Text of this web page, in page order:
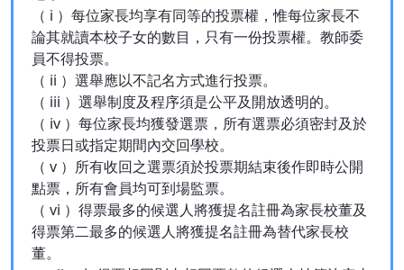
（ i ）每位家長均享有同等的投票權，惟每位家長不
論其就讀本校子女的數目，只有一份投票權。教師委
員不得投票。
（ ii ）選舉應以不記名方式進行投票。
（ iii ）選舉制度及程序須是公平及開放透明的。
（ iv ）每位家長均獲發選票，所有選票必須密封及於
投票日或指定期間內交回學校。
（ v ）所有收回之選票須於投票期結束後作即時公開
點票，所有會員均可到場監票。
（ vi ）得票最多的候選人將獲提名註冊為家長校董及
得票第二最多的候選人將獲提名註冊為替代家長校
董。